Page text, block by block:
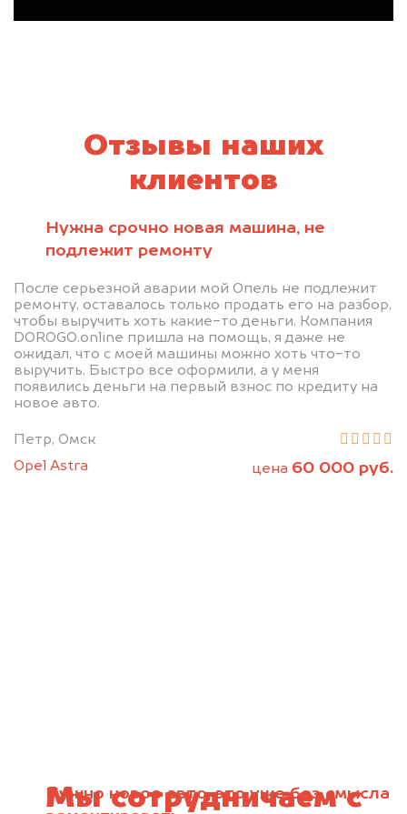
Отзывы наших
клиентов
Нужна срочно новая машина, не
подлежит ремонту
После серьезной аварии мой Опель не подлежит
ремонту, оставалось только продать его на разбор,
чтобы выручить хоть какие-то деньги. Компания
DOROGO.online пришла на помощь, я даже не
ожидал, что с моей машины можно хоть что-то
выручить. Быстро все оформили, а у меня
появились деньги на первый взнос по кредиту на
новое авто.
Петр, Омск
Opel Astra
цена 60 000 руб.
Нужно новое авто, это уже без смысла
Мы сотрудничаем с